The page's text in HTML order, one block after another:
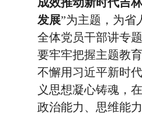
发展”为主题，为省
全体党员干部讲专
要牢牢把握主题教
不懈用习近平新时
义思想凝心铸魂，
政治能力、思维能